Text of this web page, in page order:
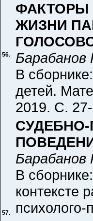
56.
ФАКТОРЫ
ЖИЗНИ
Барабанов
В
детей.
2019. С.
57.
Барабанов
В
контексте
психолого-